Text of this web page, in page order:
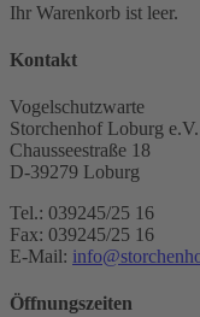
Ihr Warenkorb ist leer.
Kontakt
Vogelschutzwarte
Storchenhof Loburg e.V.
Chausseestraße 18
D-39279 Loburg
Tel.: 039245/25 16
Fax: 039245/25 16
E-Mail:
Öffnungszeiten